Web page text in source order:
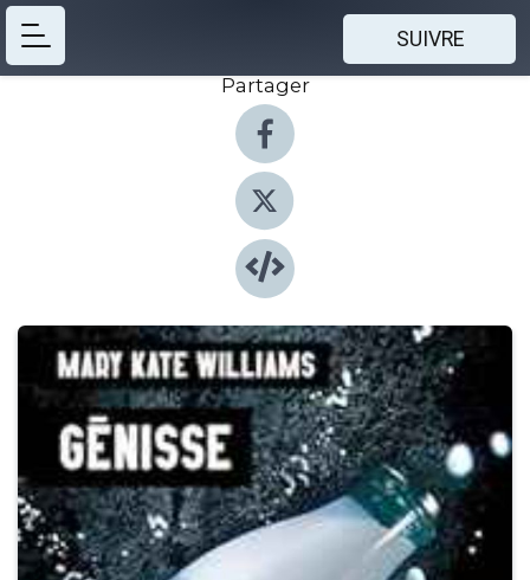
SUIVRE
Partager